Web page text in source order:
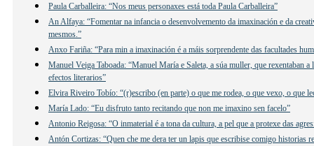
Paula Carballeira: “Nos meus personaxes está toda Paula Carballeira”
An Alfaya: “Fomentar na infancia o desenvolvemento da imaxinación e da
mesmos.”
Anxo Fariña: “Para min a imaxinación é a máis sorprendente das facultades
Manuel Veiga Taboada: “Manuel María e Saleta, a súa muller, que rexentaban
efectos literarios”
Elvira Riveiro Tobío: “(r)escribo (en parte) o que me rodea, o que vexo, o que
María Lado: “Eu disfruto tanto recitando que non me imaxino sen facelo”
Antonio Reigosa: “O inmaterial é a tona da cultura, a pel que a protexe das
Antón Cortizas: “Quen che me dera ter un lapis que escribise comigo historias